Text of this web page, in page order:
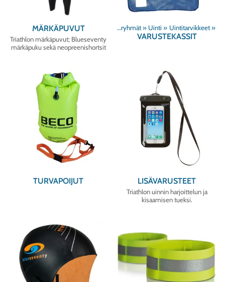
MÄRKÄPUVUT
Triathlon märkäpuvut; Blueseventy
märkäpuku sekä neopreenishortsit
Tuoteryhmät ‪» Uinti ‪» Uintitarvikkeet ‪»
VARUSTEKASSIT
TURVAPOIJUT LISÄVARUSTEET
Triathlon uinnin harjoittelun ja
kisaamisen tueksi.